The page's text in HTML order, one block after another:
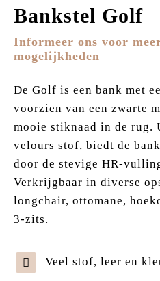
Bankstel Golf
Informeer ons voor
mogelijkheden
De Golf is een bank met
voorzien van een zwarte
mooie stiknaad in de rug.
velours stof, biedt de
door de stevige HR-
Verkrijgbaar in diverse
longchair, ottomane,
3-zits.
Veel stof, leer en